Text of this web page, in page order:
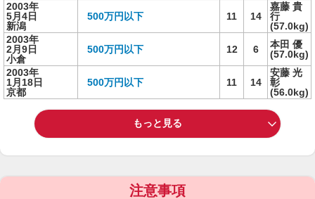
2003年
5月4日
新潟
500万円以下 11 14
嘉藤 貴
行
(57.0kg)
2003年
2月9日
小倉
500万円以下 12 6
本田 優
(57.0kg)
2003年
1月18日
京都
500万円以下 11 14
安藤 光
彰
(56.0kg)
もっと見る
注意事項